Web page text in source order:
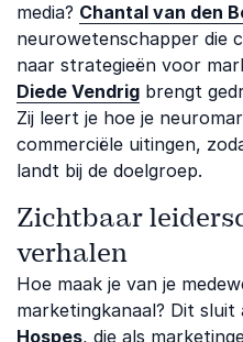
media? Chantal van den
neurowetenschapper die
naar strategieën voor
Diede Vendrig brengt
Zij leert je hoe je
commerciële uitingen,
landt bij de doelgroep.
Zichtbaar
verhalen
Hoe maak je van je
marketingkanaal? Dit sluit
Hospes, die als